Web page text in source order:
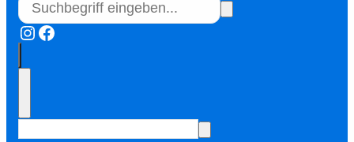
Instagram
Facebook